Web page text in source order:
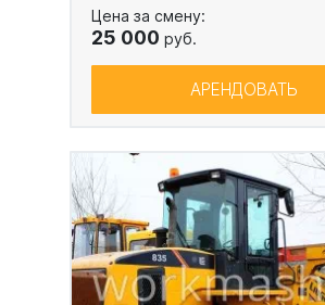
Цена за смену:
25 000 руб.
АРЕНДОВАТЬ